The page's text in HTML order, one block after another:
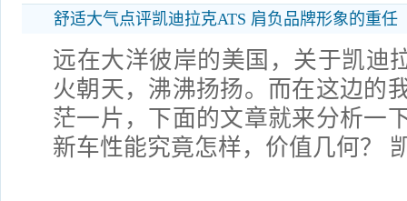
舒适大气点评凯迪拉克ATS 肩负品牌形象的重任
远在大洋彼岸的美国，关于凯迪
火朝天，沸沸扬扬。而在这边的
茫一片，下面的文章就来分析一
新车性能究竟怎样，价值几何？